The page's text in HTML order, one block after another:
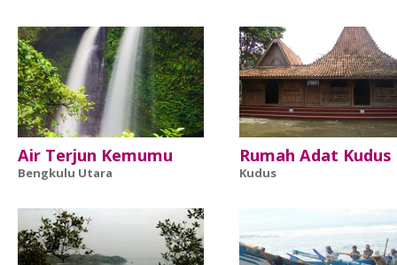
Air Terjun Kemumu
Bengkulu Utara
Rumah Adat Kudus
Kudus